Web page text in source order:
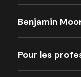
Benjamin
Pour les